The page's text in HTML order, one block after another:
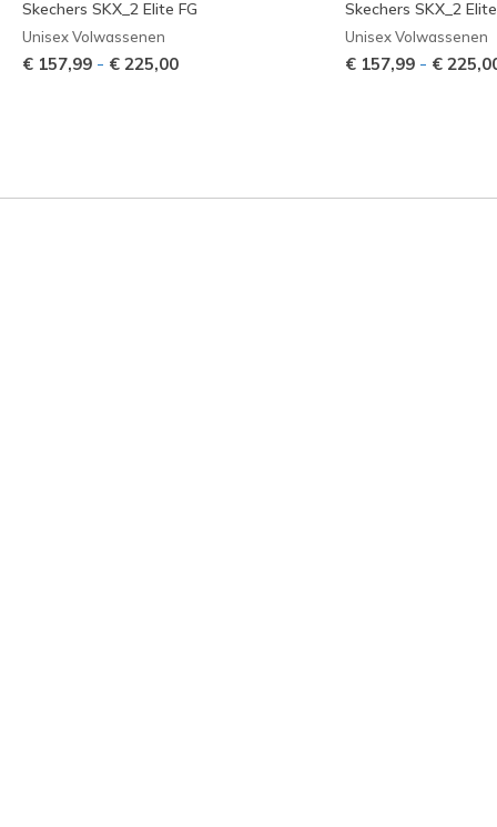
Skechers SKX_2 Elite FG
Unisex Volwassenen
€ 157,99 - € 225,00
Skechers SKX_2
Unisex Volwassenen
€ 157,99 - €